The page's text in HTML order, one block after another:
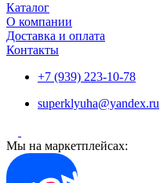
Каталог
О компании
Доставка и оплата
Контакты
+7 (939) 223-10-78
superklyuha@yandex.ru
Мы на маркетплейсах: